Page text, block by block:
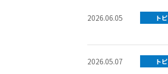
2026.06.05 ト
2026.05.07 ト